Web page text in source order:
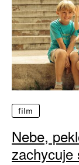
film
Nebe,
zachycuje